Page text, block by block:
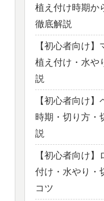
植え付け時期か
徹底解説
【初心者向け】
植え付け・水や
説
【初心者向け】
時期・切り方・
説
【初心者向け
付け・水やり・
コツ